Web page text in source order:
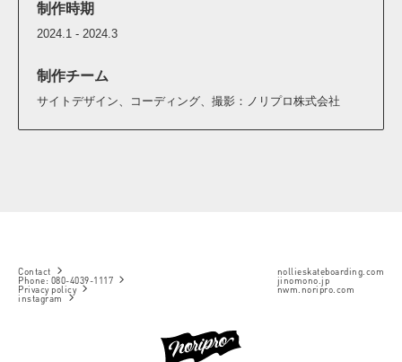
制作時期
2024.1 - 2024.3
制作チーム
サイトデザイン、コーディング、撮影：ノリプロ株式会社
Contact arrow_forward_ios
Phone: 080-4039-1117 arrow_forward_ios
Privacy policy arrow_forward_ios
instagram arrow_forward_ios
nollieskateboarding.com
jinomono.jp
nwm.noripro.com